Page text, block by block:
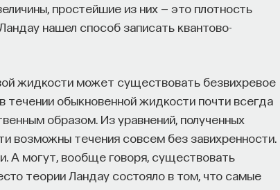
простейшие из них — это плотность
нашел способ записать квантово-
жидкости может существовать безвихревое
обыкновенной жидкости почти всегда
образом. Из уравнений, полученных
возможны течения совсем без завихренности.
А могут, вообще говоря, существовать
теории Ландау состояло в том, что самые